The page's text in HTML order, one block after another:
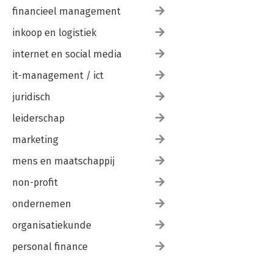
financieel management
inkoop en logistiek
internet en social media
it-management / ict
juridisch
leiderschap
marketing
mens en maatschappij
non-profit
ondernemen
organisatiekunde
personal finance